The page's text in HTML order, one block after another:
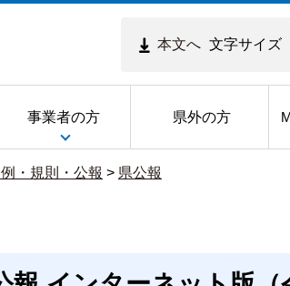
本文へ 文字サイズ
事業者の方 県外の方
・規則・公報 > 県公報